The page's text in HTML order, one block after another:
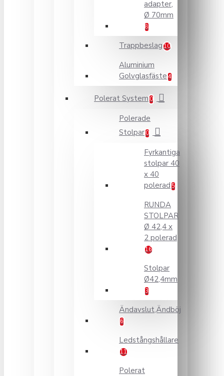
adapter,
Ø 70mm
8
Trappbeslag 10
Aluminium
Golvglasfäste 4
Polerat System 0
Polerade
Stolpar 0
Fyrkantiga
stolpar 40
x 40
polerad 5
RUNDA
STOLPAR
Ø 42,4 x
2 polerad
16
Stolpar
Ø42,4mm
3
Ändavslut,Ändböj
6
Ledstångshållare
11
Polerat